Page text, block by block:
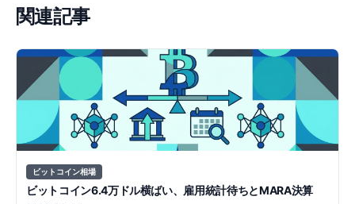
関連記事
ビットコイン相場
ビットコイン6.4万ドル横ばい、雇用統計待ちとMARA決算